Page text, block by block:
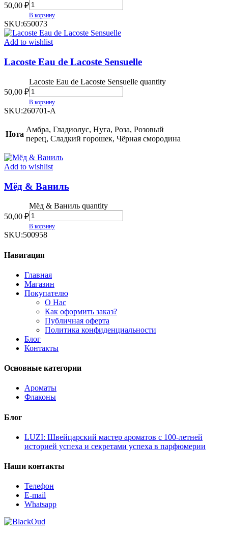
50,00 ₽
В корзину
SKU:650073
Add to wishlist
Lacoste Eau de Lacoste Sensuelle
50,00 ₽
Lacoste Eau de Lacoste Sensuelle quantity
В корзину
SKU:260701-A
Нота
Амбра, Гладиолус, Нуга, Роза, Розовый
перец, Сладкий горошек, Чёрная смородина
Add to wishlist
Мёд & Ваниль
50,00 ₽
Мёд & Ваниль quantity
В корзину
SKU:500958
Навигация
Главная
Магазин
Покупателю
О Нас
Как оформить заказ?
Публичная оферта
Политика конфиденциальности
Блог
Контакты
Основные категории
Ароматы
Флаконы
Блог
LUZI: Швейцарский мастер ароматов с 100-летней
историей успеха и секретами успеха в парфюмерии
Наши контакты
Телефон
E-mail
Whatsapp